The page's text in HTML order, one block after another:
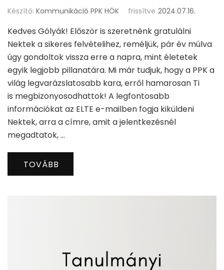
Készítő: Kommunikáció PPK HÖK frissítve 2024.07.16.
Kedves Gólyák! Először is szeretnénk gratulálni
Nektek a sikeres felvételihez, reméljük, pár év múlva
úgy gondoltok vissza erre a napra, mint életetek
egyik legjobb pillanatára. Mi már tudjuk, hogy a PPK a
világ legvarázslatosabb kara, erről hamarosan Ti
is megbizonyosodhattok! A legfontosabb
információkat az ELTE e-mailben fogja kiküldeni
Nektek, arra a címre, amit a jelentkezésnél
megadtatok, …
TOVÁBB